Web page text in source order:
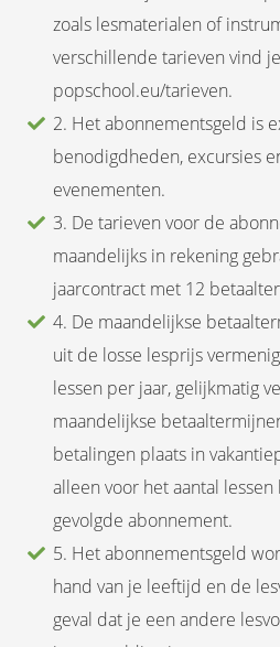
zoals lesmaterialen of
verschillende tarieven vind
popschool.eu/tarieven.
2. Het abonnementsgeld is
benodigdheden, excursies
evenementen.
3. De tarieven voor de
maandelijks in rekening
jaarcontract met 12
4. De maandelijkse
uit de losse lesprijs
lessen per jaar, gelijkmatig
maandelijkse
betalingen plaats in
alleen voor het aantal
gevolgde abonnement.
5. Het abonnementsgeld
hand van je leeftijd en de
geval dat je een andere